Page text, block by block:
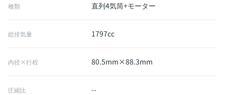
種類 直列4気筒+モーター
総排気量 1797cc
内径×行程 80.5mm×88.3mm
圧縮比 --